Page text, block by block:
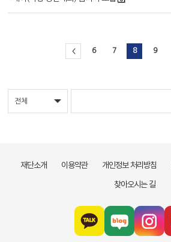
< 6 7 8 9
재단소개 이용약관 개인정보 처리방침
찾아오시는 길